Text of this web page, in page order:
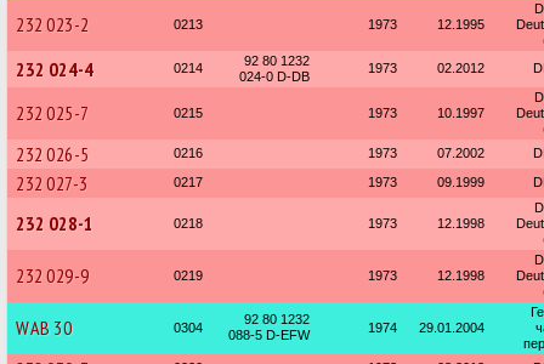
232 023-2 0213 1973 12.1995
232 024-4 0214
92 80 1232
024-0 D-DB
1973 02.2012
232 025-7 0215 1973 10.1997
232 026-5 0216 1973 07.2002
232 027-3 0217 1973 09.1999
232 028-1 0218 1973 12.1998
232 029-9 0219 1973 12.1998
WAB 30 0304
92 80 1232
088-5 D-EFW
1974 29.01.2004